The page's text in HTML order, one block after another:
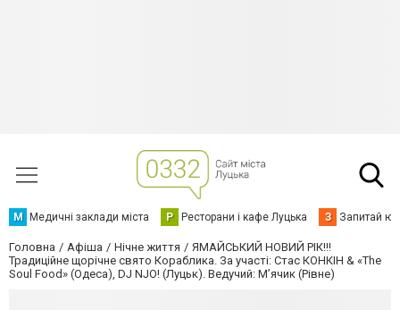
М Медичні заклади міста Р Ресторани і кафе Луцька З Запитай
Головна Афіша Нічне життя
ЯМАЙСЬКИЙ НОВИЙ РІК!!!
Традиційне щорічне свято Кораблика. За участі: Стас КОНКІН & «The
Soul Food» (Одеса), DJ NJO! (Луцьк). Ведучий: М’ячик (Рівне)